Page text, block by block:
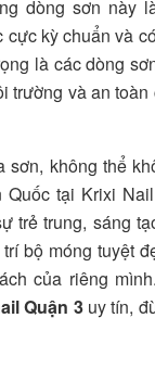
dòng sơn này
cực kỳ chuẩn và
là các dòng
trường và an
sơn, không thể
tại Krixi
trẻ trung, sáng
bộ móng tuyệt
của riêng
Quận 3uy tín,